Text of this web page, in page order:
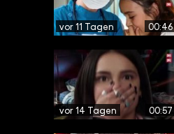
vor 11 Tagen 00:46
vor 14 Tagen 00:57